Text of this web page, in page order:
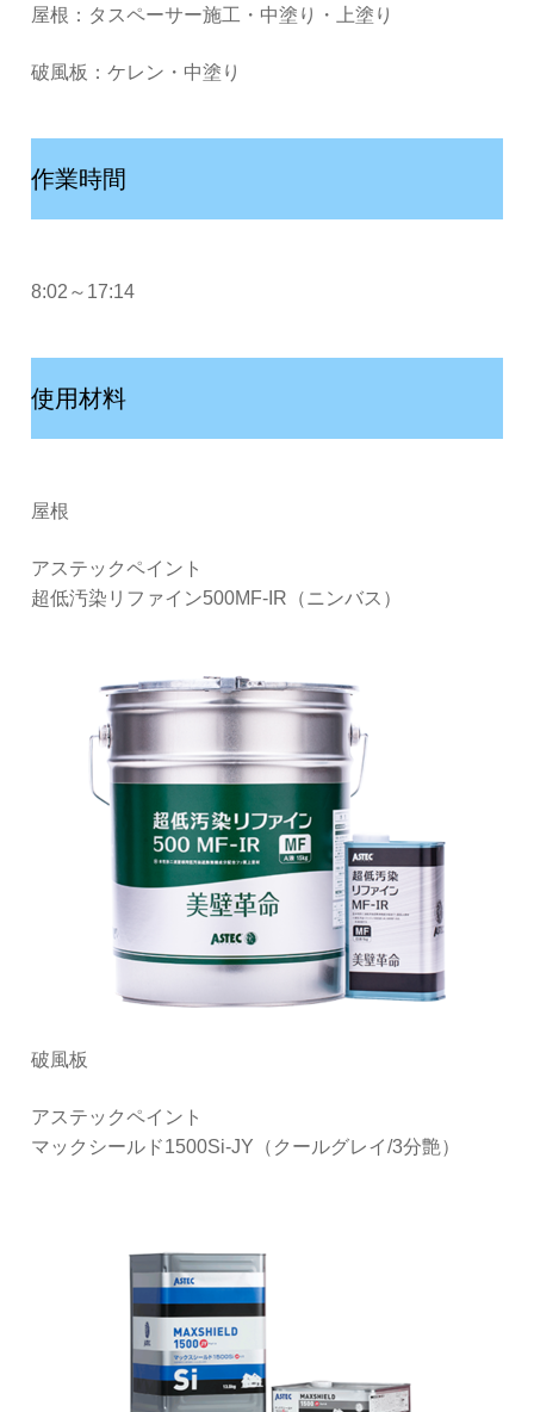
屋根：タスペーサー施工・中塗り・上塗り
破風板：ケレン・中塗り
作業時間
8:02～17:14
使用材料
屋根
アステックペイント
超低汚染リファイン500MF-IR（ニンバス）
破風板
アステックペイント
マックシールド1500Si-JY（クールグレイ/3分艶）